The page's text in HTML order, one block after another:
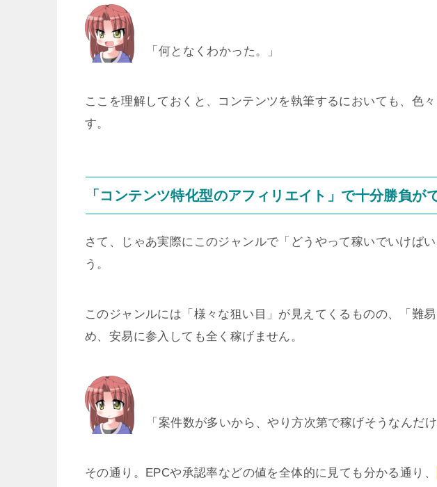
「何となくわかった。」
ここを理解しておくと、コンテンツを執筆するにおいても、色
す。
「コンテンツ特化型のアフィリエイト」で十分勝負が
さて、じゃあ実際にこのジャンルで「どうやって稼いでいけば
う。
このジャンルには「様々な狙い目」が見えてくるものの、「難
め、安易に参入しても全く稼げません。
「案件数が多いから、やり方次第で稼げそうなんだけ
その通り。EPCや承認率などの値を全体的に見ても分かる通り、